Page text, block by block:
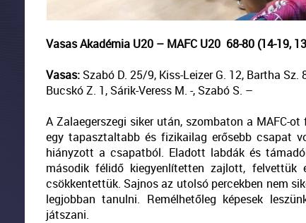
Vasas Akadémia U20 – MAFC U20 68-80 (14-19,
Vasas: Szabó D. 25/9, Kiss-Leizer G. 12, Bartha Sz.
Bucskó Z. 1, Sárik-Veress M. -, Szabó S. –
A Zalaegerszegi siker után, szombaton a MAFC-
egy tapasztaltabb és fizikailag erősebb csapat
hiányzott a csapatból. Eladott labdák és
második félidő kiegyenlítetten zajlott, felvettük
csökkentettük. Sajnos az utolsó percekben nem
legjobban tanulni. Remélhetőleg képesek
játszani.